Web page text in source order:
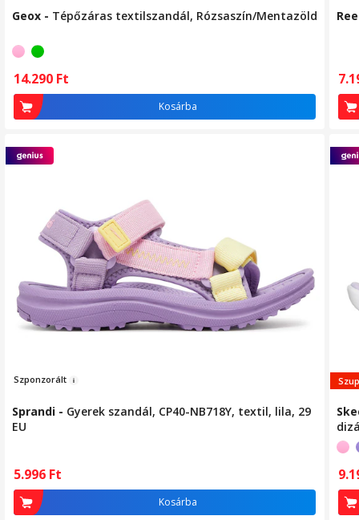
Geox - Tépőzáras textilszandál, Rózsaszín/Mentazöld
14.290 Ft
Kosárba
Szponzorált
Sprandi - Gyerek szandál, CP40-NB718Y, textil, lila, 29
EU
5.996 Ft
Kosárba